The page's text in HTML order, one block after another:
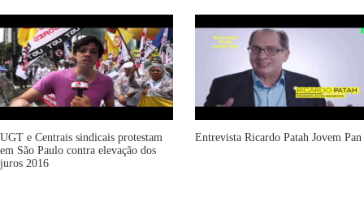
UGT e Centrais sindicais protestam
em São Paulo contra elevação dos
juros 2016
Entrevista Ricardo Patah Jovem Pan